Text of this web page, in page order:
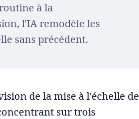
à la
l'IA remodèle les
sans précédent.
de la mise à l'échelle de
sur trois